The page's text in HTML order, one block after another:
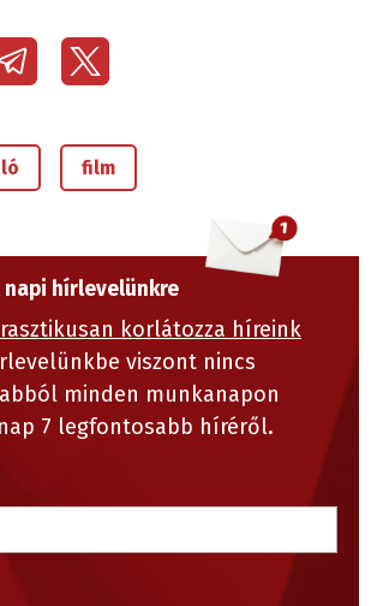
film
napi hírlevelünkre
korlátozza híreink
viszont nincs
minden munkanapon
7 legfontosabb híréről.